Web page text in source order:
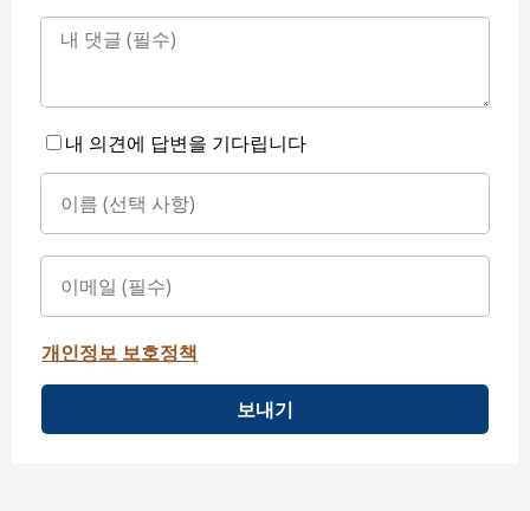
내 의견에 답변을 기다립니다
개인정보 보호정책
보내기